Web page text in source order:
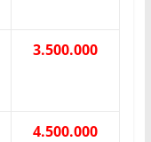
3.500.000
4.500.000